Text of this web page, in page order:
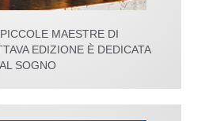
MAESTRE DI
EDIZIONE È DEDICATA
SOGNO